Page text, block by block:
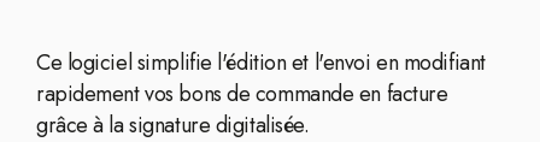
Ce logiciel simplifie l'édition et l'envoi en modifiant
rapidement vos bons de commande en facture
grâce à la signature digitalisée.